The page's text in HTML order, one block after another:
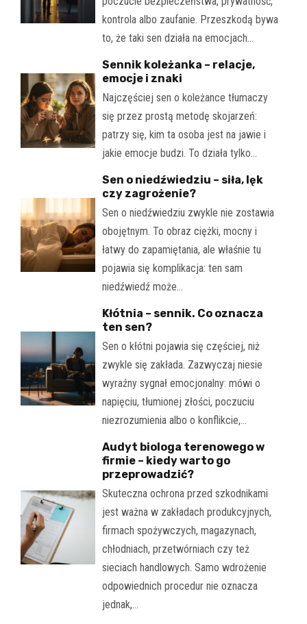
kontrola albo zaufanie. Przeszkodą bywa
to, że taki sen działa na emocjach…
Sennik koleżanka – relacje,
emocje i znaki
Najczęściej sen o koleżance tłumaczy
się przez prostą metodę skojarzeń:
patrzy się, kim ta osoba jest na jawie i
jakie emocje budzi. To działa tylko…
Sen o niedźwiedziu – siła, lęk
czy zagrożenie?
Sen o niedźwiedziu zwykle nie zostawia
obojętnym. To obraz ciężki, mocny i
łatwy do zapamiętania, ale właśnie tu
pojawia się komplikacja: ten sam
niedźwiedź może…
Kłótnia – sennik. Co oznacza
ten sen?
Sen o kłótni pojawia się częściej, niż
zwykle się zakłada. Zazwyczaj niesie
wyraźny sygnał emocjonalny: mówi o
napięciu, tłumionej złości, poczuciu
niezrozumienia albo o konflikcie,…
Audyt biologa terenowego w
firmie – kiedy warto go
przeprowadzić?
Skuteczna ochrona przed szkodnikami
jest ważna w zakładach produkcyjnych,
firmach spożywczych, magazynach,
chłodniach, przetwórniach czy też
sieciach handlowych. Samo wdrożenie
odpowiednich procedur nie oznacza
jednak,…